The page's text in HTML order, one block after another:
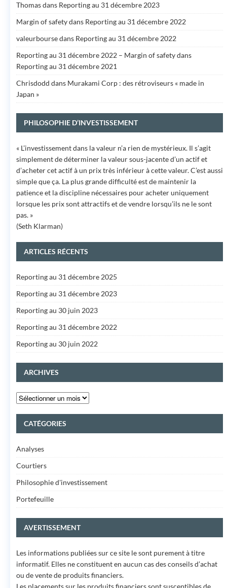
Thomasdans Reporting au 31 décembre 2023
Margin of safetydans Reporting au 31 décembre 2022
valeurboursedans Reporting au 31 décembre 2022
Reporting au 31 décembre 2022 – Margin of safetydans
Reporting au 31 décembre 2021
Chrisdodd dans Murakami Corp : des rétroviseurs « made in
Japan »
PHILOSOPHIE D’INVESTISSEMENT
« L’investissement dans la valeur n’a rien de mystérieux. Il s’agit
simplement de déterminer la valeur sous-jacente d’un actif et
d’acheter cet actif à un prix très inférieur à cette valeur. C’est aussi
simple que ça. La plus grande difficulté est de maintenir la
patience et la discipline nécessaires pour acheter uniquement
lorsque les prix sont attractifs et de vendre lorsqu’ils ne le sont
pas. »
(Seth Klarman)
ARTICLES RÉCENTS
Reporting au 31 décembre 2025
Reporting au 31 décembre 2023
Reporting au 30 juin 2023
Reporting au 31 décembre 2022
Reporting au 30 juin 2022
ARCHIVES
CATÉGORIES
Analyses
Courtiers
Philosophie d'investissement
Portefeuille
AVERTISSEMENT
Les informations publiées sur ce site le sont purement à titre
informatif. Elles ne constituent en aucun cas des conseils d’achat
ou de vente de produits financiers.